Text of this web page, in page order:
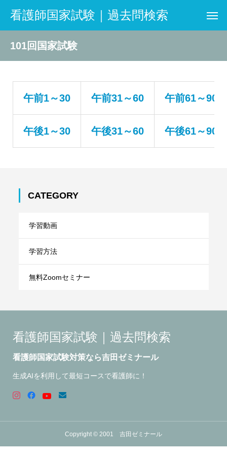
看護師国家試験｜過去問検索
101回国家試験
午前1～30 午前31～60 午前61～90
午後1～30 午後31～60 午後61～90
CATEGORY
学習動画
学習方法
無料Zoomセミナー
看護師国家試験｜過去問検索
看護師国家試験対策なら吉田ゼミナール
生成AIを利用して最短コースで看護師に！
Copyright © 2001 吉田ゼミナール